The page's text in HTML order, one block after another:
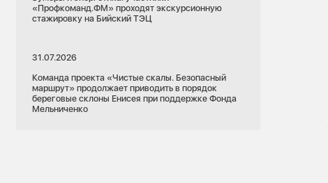
«Профкоманд.ФМ» проходят экскурсионную
стажировку на Бийский ТЭЦ
31.07.2026
Команда проекта «Чистые скалы. Безопасный
маршрут» продолжает приводить в порядок
береговые склоны Енисея при поддержке Фонда
Мельниченко